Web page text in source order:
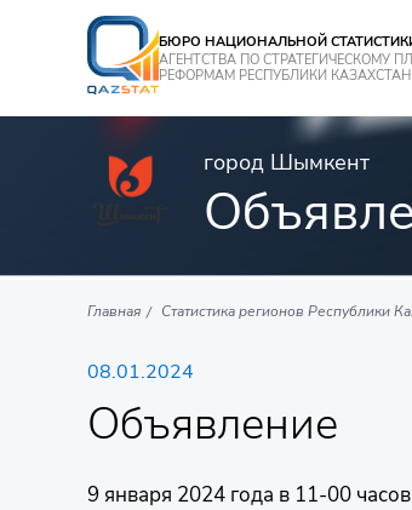
БЮРО НАЦИОНАЛЬНОЙ
АГЕНТСТВА ПО СТРАТЕГИЧЕСКОМУ
РЕФОРМАМ РЕСПУБЛИКИ КАЗАХСТАН
город Шымкент
Главная Статистика регионов Республики
08.01.2024
Объявление
9 января 2024 года в 11-00